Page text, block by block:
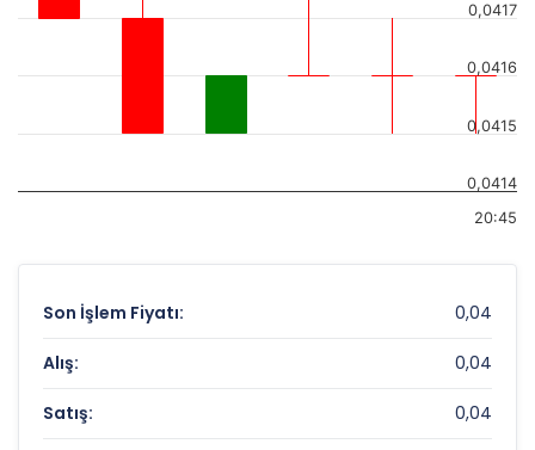
20:45
0,0414
0,0415
0,0416
0,0417
Son İşlem Fiyatı: 0,04
Alış: 0,04
Satış: 0,04